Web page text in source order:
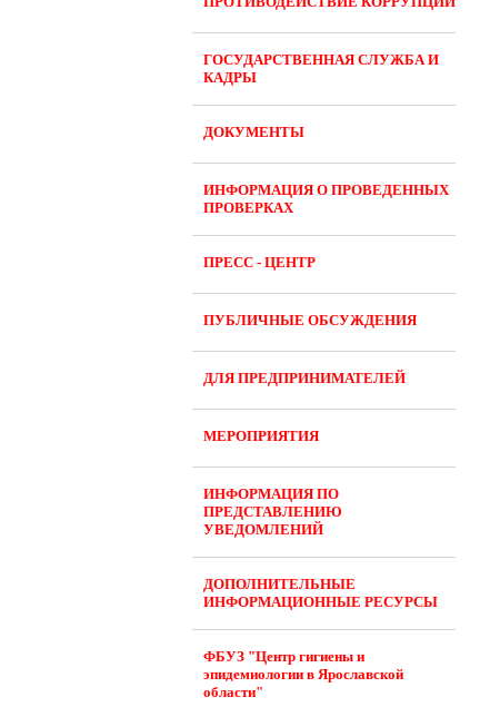
ГОСУДАРСТВЕННАЯ СЛУЖБА И
КАДРЫ
ДОКУМЕНТЫ
ИНФОРМАЦИЯ О ПРОВЕДЕННЫХ
ПРОВЕРКАХ
ПРЕСС - ЦЕНТР
ПУБЛИЧНЫЕ ОБСУЖДЕНИЯ
ДЛЯ ПРЕДПРИНИМАТЕЛЕЙ
МЕРОПРИЯТИЯ
ИНФОРМАЦИЯ ПО
ПРЕДСТАВЛЕНИЮ
УВЕДОМЛЕНИЙ
ДОПОЛНИТЕЛЬНЫЕ
ИНФОРМАЦИОННЫЕ РЕСУРСЫ
ФБУЗ "Центр гигиены и
эпидемиологии в Ярославской
области"